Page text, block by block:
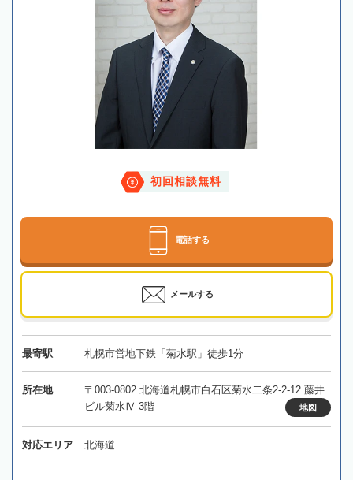
初回相談無料
電話する
メールする
最寄駅 札幌市営地下鉄「菊水駅」徒歩1分
所在地
〒003-0802 北海道札幌市白石区菊水二条2-2-12 藤井
ビル菊水Ⅳ 3階
地図
対応エリア 北海道